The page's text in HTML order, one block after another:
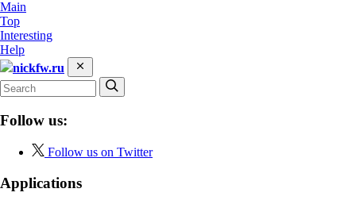
Main
Top
Interesting
Help
nickfw.ru
Follow us:
Follow us on Twitter
Applications